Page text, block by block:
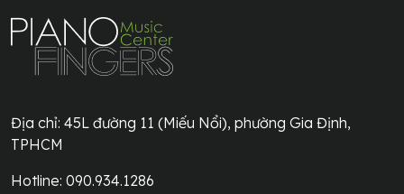
Địa chỉ: 45L đường 11 (Miếu Nổi), phường Gia Định,
TPHCM
Hotline: 090.934.1286